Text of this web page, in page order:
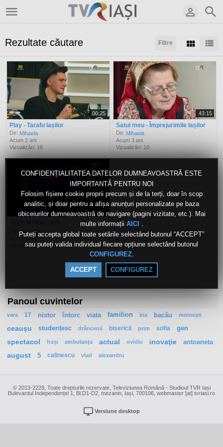
CONFIDENȚIALITATEA DATELOR DUMNEAVOASTRĂ ESTE
IMPORTANTĂ PENTRU NOI
Folosim fișiere cookie proprii precum și de la terți, doar în scop
analitic, și doar pentru a afișa anunțuri personalizate pe baza
obiceiurilor dumneavoastră de navigare (pagini vizitate, etc.). Mai
multe informații AICI .
Puteți accepta global toate setările selectând butonul “ACCEPT”
sau puteți valida individual fiecare opțiune selectând butonul
CONFIGUREZ.
ACCEPT CONFIGUREZ
Filtre
Rezultate căutare
Sortaţi după:
Arată:
Rezultate/pagină:
00:25
Play - Tarafu Iașilor
De: Mihaela
Acum 2 ani
Vizualizări: 16
43:15
Satul meu - Împrejurimile Iașilor
De: Mihaela
Acum 3 ani
Vizualizări: 10
De:Laurentiu
Acum 31 ani
Vizualizări: 22
Panoul cuvintelor
vara 17 nistor întorc viata familion ina bacău moinești
ceauşu studențesc drâncenii bisericii prim sofia gen
spectacol huși ambulanţa actual ovidiu inovaţie
antoaneta
august
5 calinescu vlad alexandru
© 2013-2228, Toate drepturile rezervate, Televiziunea Română - Studioul TVR Iași
Bulevardul Independenței 1, Bl.D1-D2, mezanin, Iași, 700106, webmaster [at] tvriasi.ro
Versiune desktop